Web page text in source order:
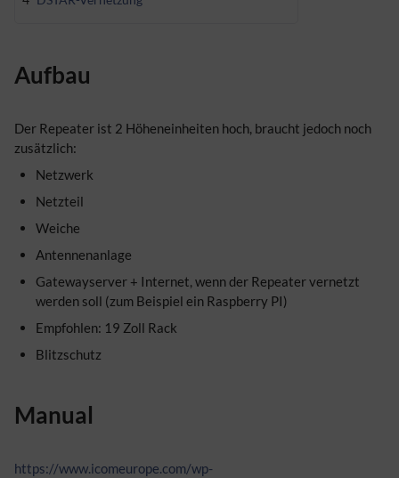
Aufbau
Der Repeater ist 2 Höheneinheiten hoch, braucht jedoch noch
zusätzlich:
Netzwerk
Netzteil
Weiche
Antennenanlage
Gatewayserver + Internet, wenn der Repeater vernetzt
werden soll (zum Beispiel ein Raspberry PI)
Empfohlen: 19 Zoll Rack
Blitzschutz
Manual
https://www.icomeurope.com/wp-